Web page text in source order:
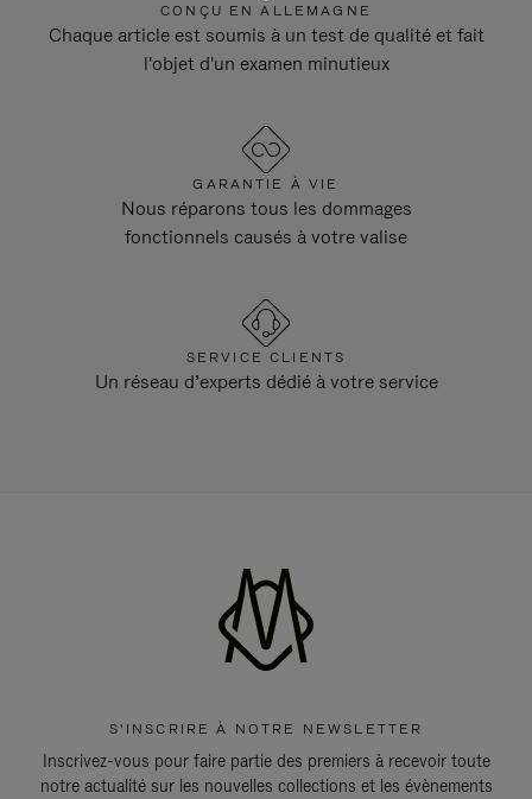
CONÇU EN ALLEMAGNE
Chaque article est soumis à un test de qualité et fait
l'objet d'un examen minutieux
GARANTIE À VIE
Nous réparons tous les dommages
fonctionnels causés à votre valise
SERVICE CLIENTS
Un réseau d’experts dédié à votre service
S'INSCRIRE À NOTRE NEWSLETTER
Inscrivez-vous pour faire partie des premiers à recevoir toute
notre actualité sur les nouvelles collections et les évènements